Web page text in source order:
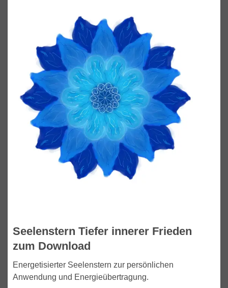
Seelenstern Tiefer innerer Frieden
zum Download
Energetisierter Seelenstern zur persönlichen
Anwendung und Energieübertragung.